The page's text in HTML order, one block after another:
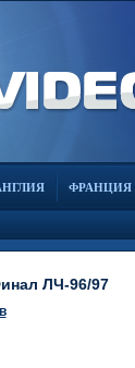
ФРАНЦИЯ
ЛЧ-96/97